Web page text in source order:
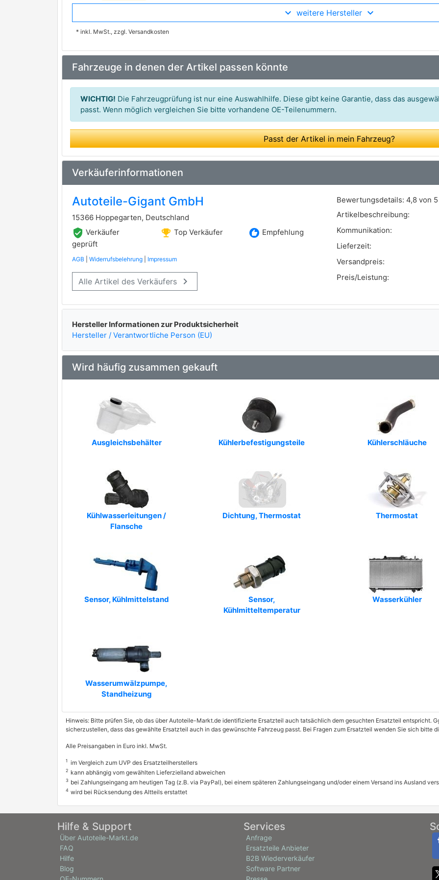
Art.-Nr.: 820889
ASPART
EUROLUB Art.-Nr.: 832xxx
MASTER-SPORT GERMANY Art.-Nr.: 91301G132
SWAG Art.-Nr.: 33 10 1131
weitere Hersteller
* inkl. MwSt., zzgl. Versandkosten
Fahrzeuge in denen der Artikel passen könnte
WICHTIG! Die Fahrzeugprüfung ist nur eine Auswahlhilfe. Diese gibt keine Garantie, dass das
passt. Wenn möglich vergleichen Sie bitte vorhandene OE-Teilenummern.
Passt der Artikel in mein Fahrzeug?
Verkäuferinformationen
Autoteile-Gigant GmbH
15366 Hoppegarten, Deutschland
verified_user Verkäufer
geprüft
emoji_events Top Verkäufer recommend Empfehlung
AGB Widerrufsbelehrung Impressum
Alle Artikel des Verkäufers keyboard_arrow_right
Bewertungsdetails: 4,8 von 5
Artikelbeschreibung:
Kommunikation:
Lieferzeit:
Versandpreis:
Preis/Leistung:
Hersteller Informationen zur Produktsicherheit
Hersteller / Verantwortliche Person (EU)
Wird häufig zusammen gekauft
Ausgleichsbehälter Kühlerbefestigungsteile Kühlerschläuche
Kühlwasserleitungen /
Flansche
Dichtung, Thermostat Thermostat
Sensor, Kühlmittelstand
Sensor,
Kühlmitteltemperatur
Wasserkühler
Wasserumwälzpumpe,
Standheizung
Hinweis: Bitte prüfen Sie, ob das über Autoteile-Markt.de identifizierte Ersatzteil auch tatsächlich dem gesuchten Ersatzteil entspricht.
sicherzustellen, dass das gewählte Ersatzteil auch in das gewünschte Fahrzeug passt. Bei Fragen zum Ersatzteil wenden Sie sich bitte
Alle Preisangaben in Euro inkl. MwSt.
1 im Vergleich zum UVP des Ersatzteilherstellers
2 kann abhängig vom gewählten Lieferzielland abweichen
3 bei Zahlungseingang am heutigen Tag (z.B. via PayPal), bei einem späteren Zahlungseingang und/oder einem Versand ins Ausland
4 wird bei Rücksendung des Altteils erstattet
Hilfe & Support
Über Autoteile-Markt.de
FAQ
Hilfe
Blog
Services
Anfrage
Ersatzteile Anbieter
B2B Wiederverkäufer
Software Partner